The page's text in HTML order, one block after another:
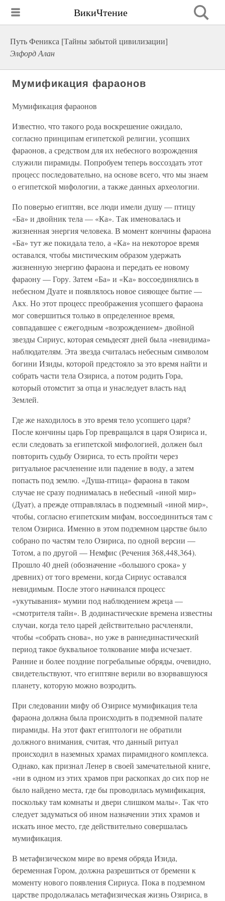
ВикиЧтение
Путь Феникса [Тайны забытой цивилизации]
Элфорд Алан
Мумификация фараонов
Мумификация фараонов
Известно, что такого рода воскрешение ожидало,
согласно принципам египетской религии, усопших
фараонов, а средством для их небесного возрождения
служили пирамиды. Попробуем теперь воссоздать этот
процесс последовательно, на основе всего, что мы знаем
о египетской мифологии, а также данных археологии.
По поверью египтян, все люди имели душу — птицу
«Ба» и двойник тела — «Ка». Так именовалась и
жизненная энергия человека. В момент кончины фараона
«Ба» тут же покидала тело, а «Ка» на некоторое время
оставался, чтобы мистическим образом удержать
жизненную энергию фараона и передать ее новому
фараону — Гору. Затем «Ба» и «Ка» воссоединялись в
небесном Дуате и появлялось новое сияющее бытие —
Акх. Но этот процесс преображения усопшего фараона
мог совершиться только в определенное время,
совпадавшее с ежегодным «возрождением» двойной
звезды Сириус, которая семьдесят дней была «невидима»
наблюдателям. Эта звезда считалась небесным символом
богини Изиды, которой предстояло за это время найти и
собрать части тела Озириса, а потом родить Гора,
который отомстит за отца и унаследует власть над
Землей.
Где же находилось в это время тело усопшего царя?
После кончины царь Гор превращался в царя Озириса и,
если следовать за египетской мифологией, должен был
повторить судьбу Озириса, то есть пройти через
ритуальное расчленение или падение в воду, а затем
попасть под землю. «Душа-птица» фараона в таком
случае не сразу поднималась в небесный «иной мир»
(Дуат), а прежде отправлялась в подземный «иной мир»,
чтобы, согласно египетским мифам, воссоединиться там с
телом Озириса. Именно в этом подземном царстве было
собрано по частям тело Озириса, по одной версии —
Тотом, а по другой — Немфис (Речения 368,448,364).
Прошло 40 дней (обозначение «большого срока» у
древних) от того времени, когда Сириус оставался
невидимым. После этого начинался процесс
«укутывания» мумии под наблюдением жреца —
«смотрителя тайн». В додинастические времена известны
случаи, когда тело царей действительно расчленяли,
чтобы «собрать снова», но уже в раннединастический
период такое буквальное толкование мифа исчезает.
Ранние и более поздние погребальные обряды, очевидно,
свидетельствуют, что египтяне верили во взорвавшуюся
планету, которую можно возродить.
При следовании мифу об Озирисе мумификация тела
фараона должна была происходить в подземной палате
пирамиды. На этот факт египтологи не обратили
должного внимания, считая, что данный ритуал
происходил в наземных храмах пирамидного комплекса.
Однако, как признал Ленер в своей замечательной книге,
«ни в одном из этих храмов при раскопках до сих пор не
было найдено места, где бы проводилась мумификация,
поскольку там комнаты и двери слишком малы». Так что
следует задуматься об ином назначении этих храмов и
искать иное место, где действительно совершалась
мумификация.
В метафизическом мире во время обряда Изида,
беременная Гором, должна разрешиться от бремени к
моменту нового появления Сириуса. Пока в подземном
царстве продолжалась метафизическая жизнь Озириса, в